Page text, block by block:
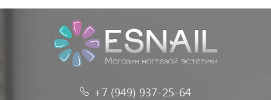
+7 (949) 937-25-64